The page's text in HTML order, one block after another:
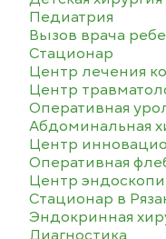
Педиатрия
Вызов врача
Стационар
Центр лечения
Центр
Оперативная
Абдоминальная
Центр
Оперативная
Центр
Стационар в
Эндокринная